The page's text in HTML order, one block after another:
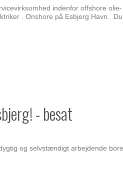
indenfor offshore
. Onshore på Esbjerg Havn.
- besat
og selvstændigt arbejdende